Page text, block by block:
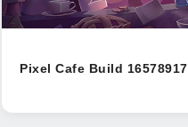
Pixel Cafe Build 16578917